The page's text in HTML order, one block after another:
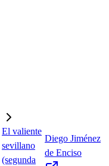
El valiente
sevillano
(segunda
Diego Jiménez
de Enciso